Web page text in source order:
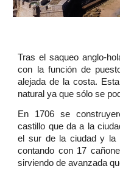
Tras el saqueo anglo-
con la función de
alejada de la costa.
natural ya que sólo se
En 1706 se
castillo que da a la
el sur de la ciudad y la
contando con 17
sirviendo de avanzada